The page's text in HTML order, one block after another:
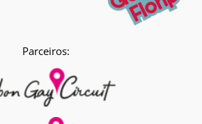
Parceiros: